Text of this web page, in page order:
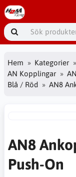
Hem Kategorier
AN Kopplingar
Blå / Röd
AN8
AN8
Push-On